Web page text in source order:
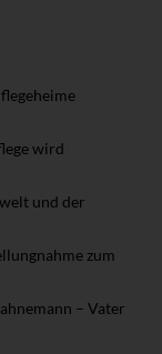
wird
und der
zum
– Vater